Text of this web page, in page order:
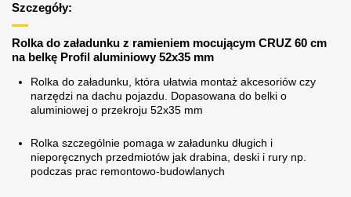
Szczegóły:
Rolka do załadunku z ramieniem mocującym CRUZ 60 cm
na belkę Profil aluminiowy 52x35 mm
Rolka do załadunku, która ułatwia montaż akcesoriów czy
narzędzi na dachu pojazdu. Dopasowana do belki o
aluminiowej o przekroju 52x35 mm
Rolka szczególnie pomaga w załadunku długich i
nieporęcznych przedmiotów jak drabina, deski i rury np.
podczas prac remontowo-budowlanych